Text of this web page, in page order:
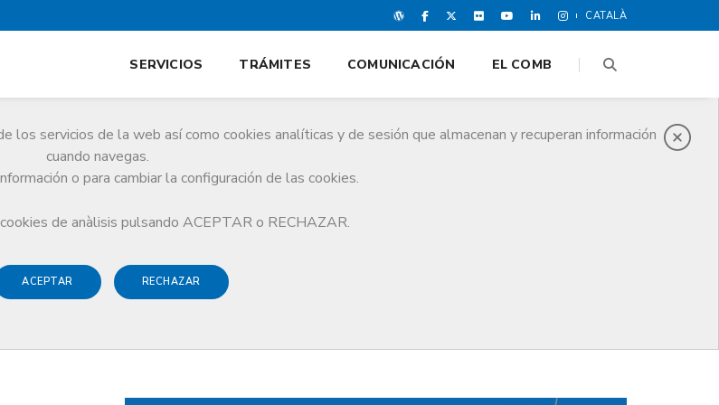
CATALÀ
servicios de la web así como cookies analíticas y de sesión que almacenan y recuperan información
cuando navegas.
o para cambiar la configuración de las cookies.
de anàlisis pulsando ACEPTAR o RECHAZAR.
ACEPTAR RECHAZAR
SERVICIOS TRÁMITES COMUNICACIÓN EL COMB